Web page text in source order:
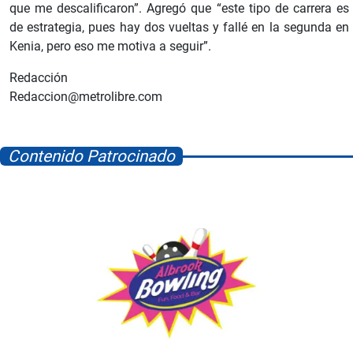
que me descalificaron”. Agregó que “este tipo de carrera es
de estrategia, pues hay dos vueltas y fallé en la segunda en
Kenia, pero eso me motiva a seguir”.
Redacción
Redaccion@metrolibre.com
Contenido Patrocinado